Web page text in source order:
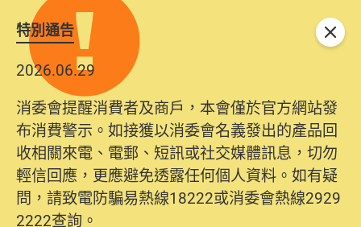
特別通告
2026.06.29
消委會提醒消費者及商戶，本會僅於官方網站發
布消費警示。如接獲以消委會名義發出的產品回
收相關來電、電郵、短訊或社交媒體訊息，切勿
輕信回應，更應避免透露任何個人資料。如有疑
問，請致電防騙易熱線18222或消委會熱線2929
2222查詢。
關閉